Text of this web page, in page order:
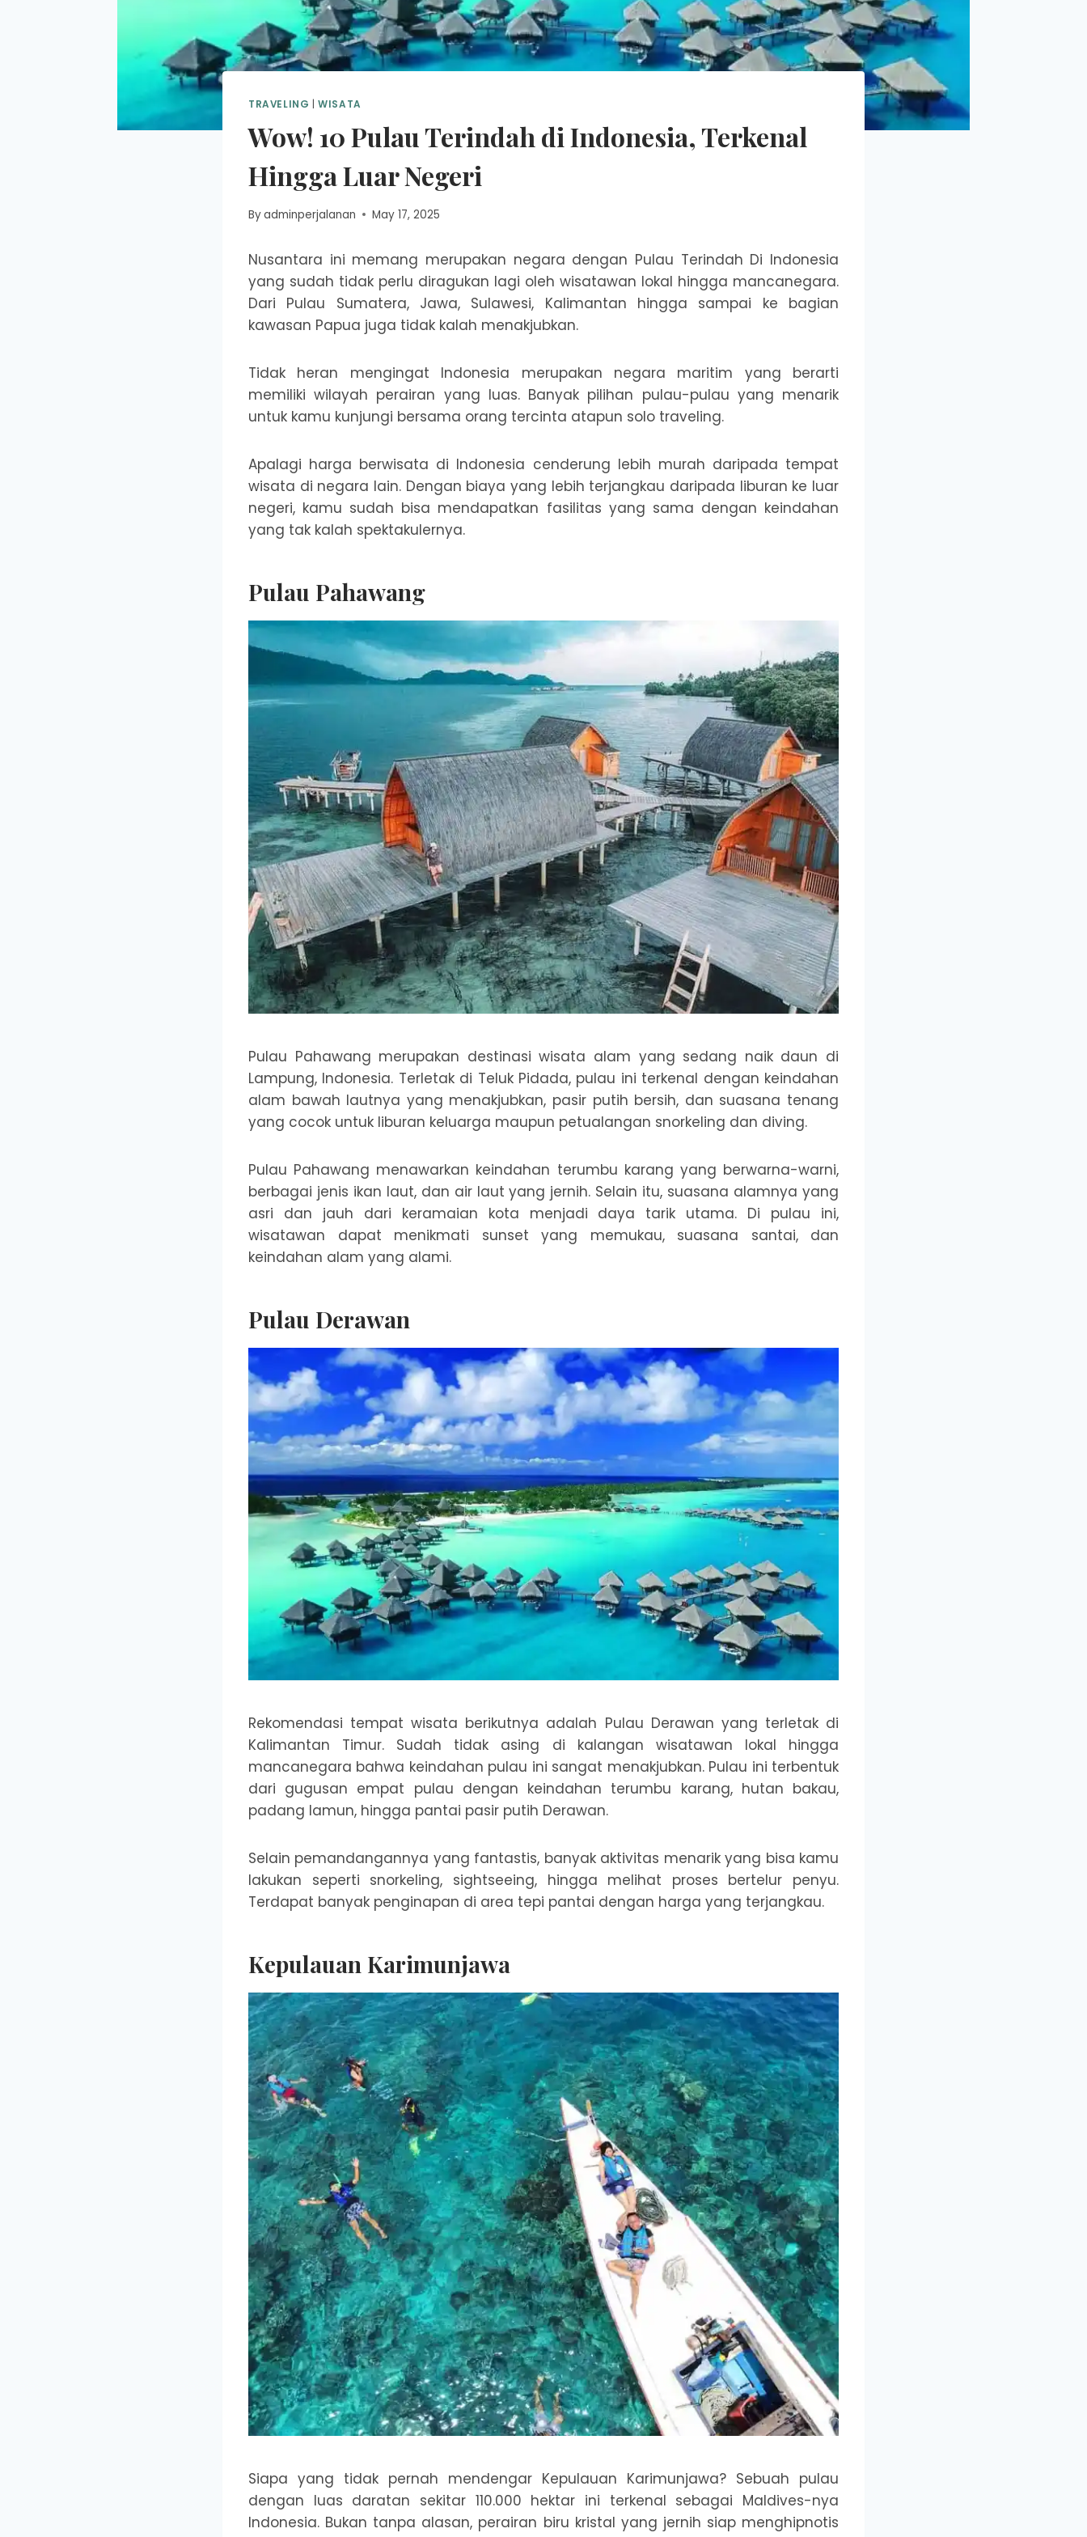
TRAVELING |WISATA
Wow! 10 Pulau Terindah di Indonesia, Terkenal
Hingga Luar Negeri
Byadminperjalanan May 17, 2025
Nusantara ini memang merupakan negara dengan Pulau Terindah Di Indonesia
yang sudah tidak perlu diragukan lagi oleh wisatawan lokal hingga mancanegara.
Dari Pulau Sumatera, Jawa, Sulawesi, Kalimantan hingga sampai ke bagian
kawasan Papua juga tidak kalah menakjubkan.
Tidak heran mengingat Indonesia merupakan negara maritim yang berarti
memiliki wilayah perairan yang luas. Banyak pilihan pulau-pulau yang menarik
untuk kamu kunjungi bersama orang tercinta atapun solo traveling.
Apalagi harga berwisata di Indonesia cenderung lebih murah daripada tempat
wisata di negara lain. Dengan biaya yang lebih terjangkau daripada liburan ke luar
negeri, kamu sudah bisa mendapatkan fasilitas yang sama dengan keindahan
yang tak kalah spektakulernya.
Pulau Pahawang
Pulau Pahawang merupakan destinasi wisata alam yang sedang naik daun di
Lampung, Indonesia. Terletak di Teluk Pidada, pulau ini terkenal dengan keindahan
alam bawah lautnya yang menakjubkan, pasir putih bersih, dan suasana tenang
yang cocok untuk liburan keluarga maupun petualangan snorkeling dan diving.
Pulau Pahawang menawarkan keindahan terumbu karang yang berwarna-warni,
berbagai jenis ikan laut, dan air laut yang jernih. Selain itu, suasana alamnya yang
asri dan jauh dari keramaian kota menjadi daya tarik utama. Di pulau ini,
wisatawan dapat menikmati sunset yang memukau, suasana santai, dan
keindahan alam yang alami.
Pulau Derawan
Rekomendasi tempat wisata berikutnya adalah Pulau Derawan yang terletak di
Kalimantan Timur. Sudah tidak asing di kalangan wisatawan lokal hingga
mancanegara bahwa keindahan pulau ini sangat menakjubkan. Pulau ini terbentuk
dari gugusan empat pulau dengan keindahan terumbu karang, hutan bakau,
padang lamun, hingga pantai pasir putih Derawan.
Selain pemandangannya yang fantastis, banyak aktivitas menarik yang bisa kamu
lakukan seperti snorkeling, sightseeing, hingga melihat proses bertelur penyu.
Terdapat banyak penginapan di area tepi pantai dengan harga yang terjangkau.
Kepulauan Karimunjawa
Siapa yang tidak pernah mendengar Kepulauan Karimunjawa? Sebuah pulau
dengan luas daratan sekitar 110.000 hektar ini terkenal sebagai Maldives-nya
Indonesia. Bukan tanpa alasan, perairan biru kristal yang jernih siap menghipnotis